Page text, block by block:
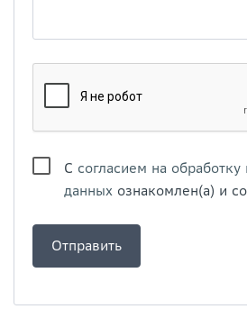
С согласием на
данных ознакомлен(а) и